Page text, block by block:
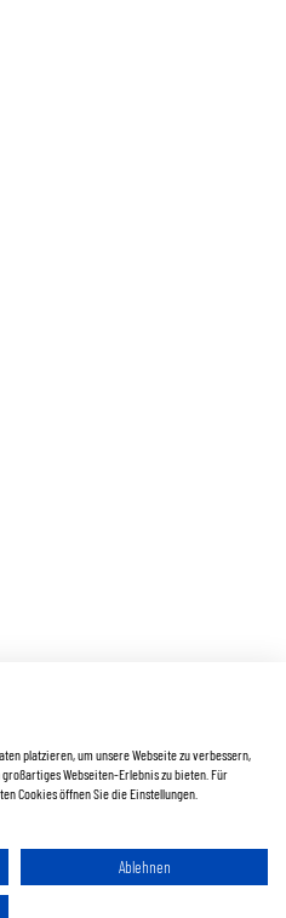
platzieren, um unsere Webseite zu verbessern,
Webseiten-Erlebnis zu bieten. Für
Cookies öffnen Sie die Einstellungen.
Ablehnen